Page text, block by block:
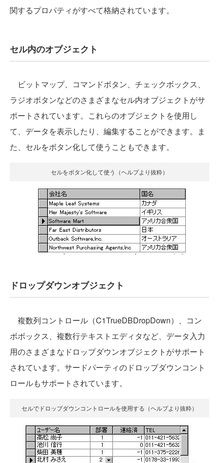
関するプロパティがすべて格納されています。
セル内のオブジェクト
ビットマップ、コマンドボタン、チェックボックス、
ラジオボタンなどのさまざまなセル内オブジェクトがサ
ポートされています。これらのオブジェクトを使用し
て、データを表示したり、編集することができます。ま
た、セルをボタン化して使うこともできます。
セルをボタン化して使う（ヘルプより抜粋）
ドロップダウンオブジェクト
複数列コントロール（C1TrueDBDropDown）、コン
ボボックス、複数行テキストエディタなど、データ入力
用のさまざまなドロップダウンオブジェクトがサポート
されています。サードパーティのドロップダウンコント
ロールもサポートされています。
セルでドロップダウンコントロールを使用する（ヘルプより抜粋）